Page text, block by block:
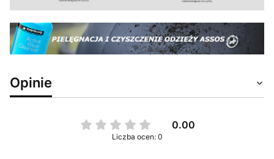
Opinie
0.00
Liczba ocen: 0